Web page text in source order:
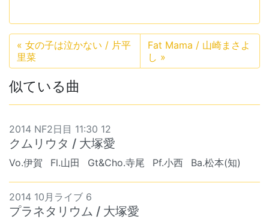
« 女の子は泣かない / 片平
里菜
Fat Mama / 山崎まさよ
し »
似ている曲
2014 NF2日目 11:30 12
クムリウタ / 大塚愛
Vo.伊賀 Fl.山田 Gt&Cho.寺尾 Pf.小西 Ba.松本(知)
2014 10月ライブ 6
プラネタリウム / 大塚愛